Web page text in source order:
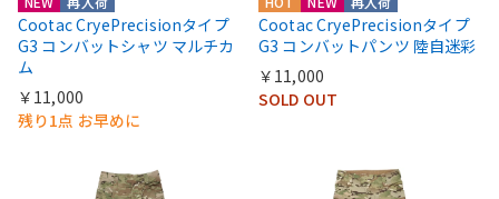
Cootac CryePrecisionタイプ
G3 コンバットシャツ マルチカ
ム
￥11,000
残り1点 お早めに
Cootac CryePrecisionタイプ
G3 コンバットパンツ 陸自迷彩
￥11,000
SOLD OUT